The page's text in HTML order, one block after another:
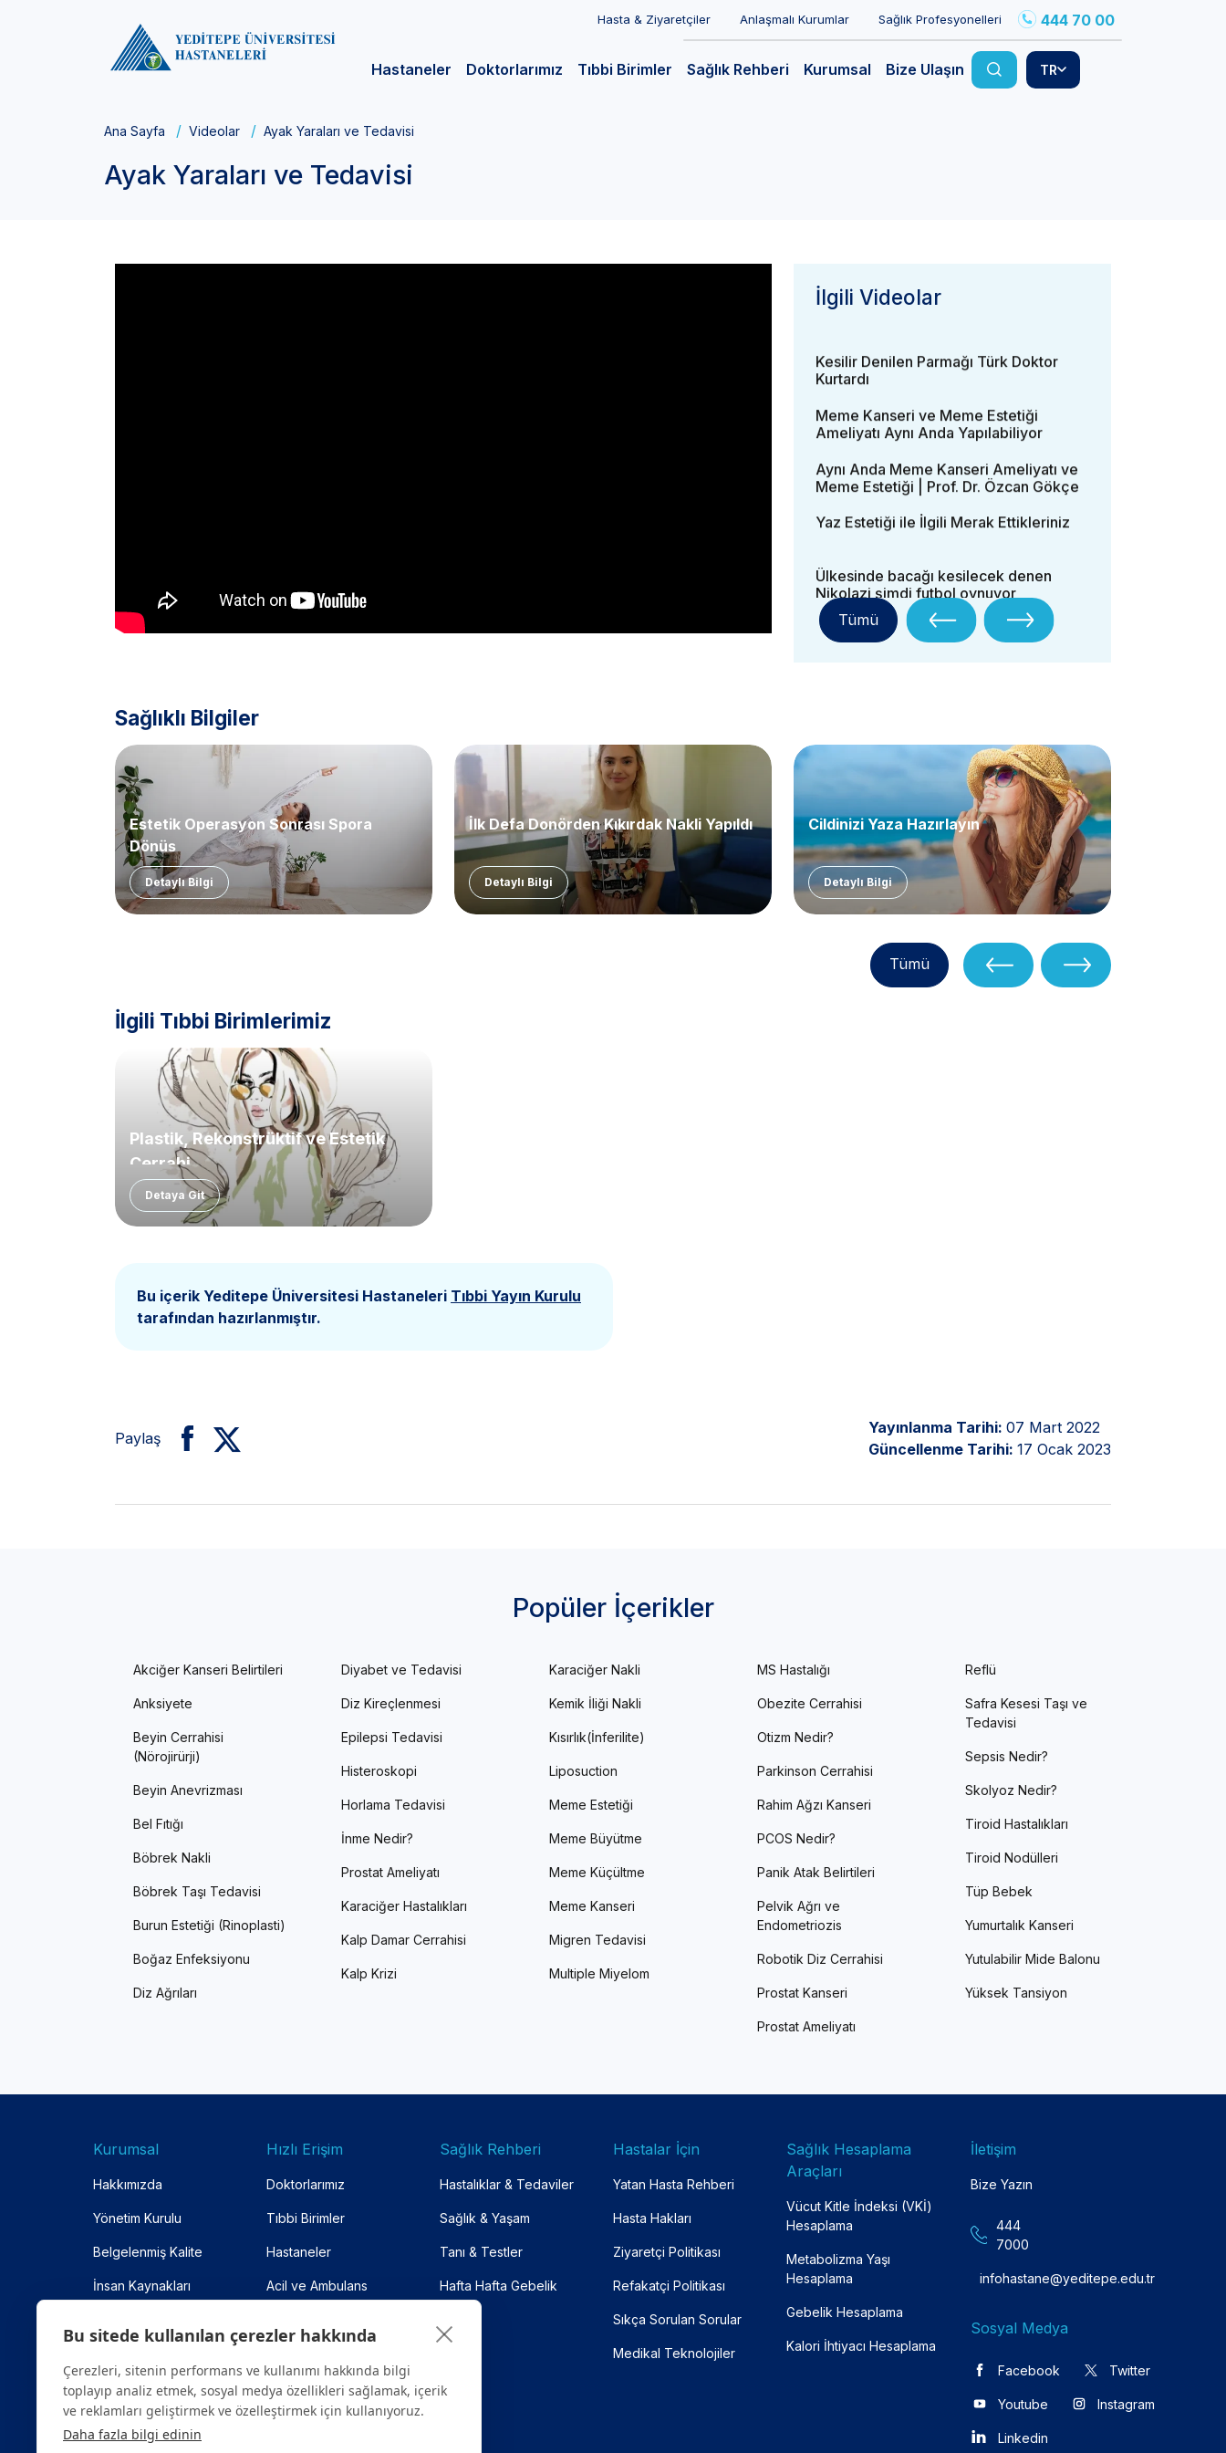
Hasta & Ziyaretçiler Anlaşmalı Kurumlar Sağlık Profesyonelleri 444 70 00
Hastaneler Doktorlarımız Tıbbi Birimler Sağlık Rehberi Kurumsal Bize Ulaşın TR
Ana Sayfa Videolar Ayak Yaraları ve Tedavisi
Ayak Yaraları ve Tedavisi
İlgili Videolar
Kadavradan Kıkırdak Nakli
Kesilir Denilen Parmağı Türk Doktor
Kurtardı
Meme Kanseri ve Meme Estetiği
Ameliyatı Aynı Anda Yapılabiliyor
Aynı Anda Meme Kanseri Ameliyatı ve
Meme Estetiği | Prof. Dr. Özcan Gökçe
Yaz Estetiği ile İlgili Merak Ettikleriniz
Ülkesinde bacağı kesilecek denen
Nikolazi şimdi futbol oynuyor
Diyabet Hastalarında Ayak Sağlığı
Tümü
Sağlıklı Bilgiler
Estetik Operasyon Sonrası Spora
Dönüş
Detaylı Bilgi
İlk Defa Donörden Kıkırdak Nakli Yapıldı
Detaylı Bilgi
Cildinizi Yaza Hazırlayın
Detaylı Bilgi
Tümü
İlgili Tıbbi Birimlerimiz
Plastik, Rekonstrüktif ve Estetik
Cerrahi
Detaya Git
Bu içerik Yeditepe Üniversitesi Hastaneleri Tıbbi Yayın Kurulu
tarafından hazırlanmıştır.
Paylaş
Yayınlanma Tarihi: 07 Mart 2022
Güncellenme Tarihi: 17 Ocak 2023
Popüler İçerikler
Akciğer Kanseri Belirtileri
Anksiyete
Beyin Cerrahisi
(Nörojirürji)
Beyin Anevrizması
Bel Fıtığı
Böbrek Nakli
Böbrek Taşı Tedavisi
Burun Estetiği (Rinoplasti)
Boğaz Enfeksiyonu
Diz Ağrıları
Diyabet ve Tedavisi
Diz Kireçlenmesi
Epilepsi Tedavisi
Histeroskopi
Horlama Tedavisi
İnme Nedir?
Prostat Ameliyatı
Karaciğer Hastalıkları
Kalp Damar Cerrahisi
Kalp Krizi
Karaciğer Nakli
Kemik İliği Nakli
Kısırlık(İnferilite)
Liposuction
Meme Estetiği
Meme Büyütme
Meme Küçültme
Meme Kanseri
Migren Tedavisi
Multiple Miyelom
MS Hastalığı
Obezite Cerrahisi
Otizm Nedir?
Parkinson Cerrahisi
Rahim Ağzı Kanseri
PCOS Nedir?
Panik Atak Belirtileri
Pelvik Ağrı ve
Endometriozis
Robotik Diz Cerrahisi
Prostat Kanseri
Prostat Ameliyatı
Reflü
Safra Kesesi Taşı ve
Tedavisi
Sepsis Nedir?
Skolyoz Nedir?
Tiroid Hastalıkları
Tiroid Nodülleri
Tüp Bebek
Yumurtalık Kanseri
Yutulabilir Mide Balonu
Yüksek Tansiyon
Kurumsal
Hakkımızda
Yönetim Kurulu
Belgelenmiş Kalite
İnsan Kaynakları
Hızlı Erişim
Doktorlarımız
Tıbbi Birimler
Hastaneler
Acil ve Ambulans
Sağlık Rehberi
Hastalıklar & Tedaviler
Sağlık & Yaşam
Tanı & Testler
Hafta Hafta Gebelik
Hastalar İçin
Yatan Hasta Rehberi
Hasta Hakları
Ziyaretçi Politikası
Refakatçi Politikası
Sıkça Sorulan Sorular
Medikal Teknolojiler
Sağlık Hesaplama
Araçları
Vücut Kitle İndeksi (VKİ)
Hesaplama
Metabolizma Yaşı
Hesaplama
Gebelik Hesaplama
Kalori İhtiyacı Hesaplama
İletişim
Bize Yazın
444
7000
infohastane@yeditepe.edu.tr
Sosyal Medya
Facebook Twitter
Youtube Instagram
Linkedin
Bu sitede kullanılan çerezler hakkında
Çerezleri, sitenin performans ve kullanımı hakkında bilgi
toplayıp analiz etmek, sosyal medya özellikleri sağlamak, içerik
ve reklamları geliştirmek ve özelleştirmek için kullanıyoruz.
Daha fazla bilgi edinin